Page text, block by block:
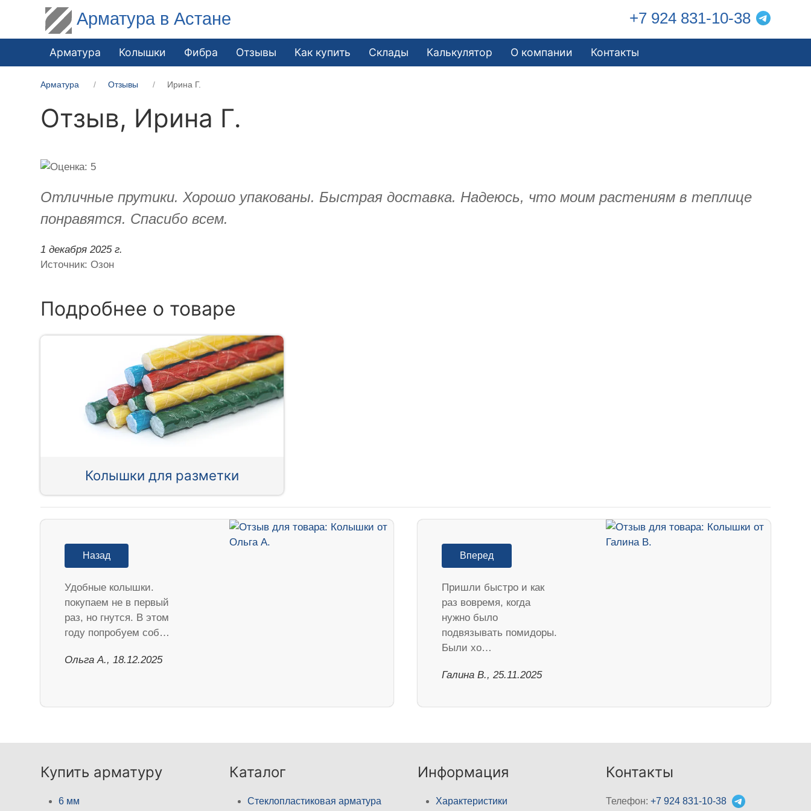
Арматура в Астане +7 924 831-10-38
Арматура Колышки Фибра Отзывы Как купить Склады Калькулятор О компании Контакты
Арматура Отзывы Ирина Г.
Отзыв, Ирина Г.
Отличные прутики. Хорошо упакованы. Быстрая доставка. Надеюсь, что моим растениям в теплице
понравятся. Спасибо всем.
1 декабря 2025 г.
Источник: Озон
Подробнее о товаре
Колышки для разметки
Назад
Удобные колышки.
покупаем не в первый
раз, но гнутся. В этом
году попробуем соб…
Ольга А., 18.12.2025
Вперед
Пришли быстро и как
раз вовремя, когда
нужно было
подвязывать помидоры.
Были хо…
Галина В., 25.11.2025
Купить арматуру
6 мм
Каталог
Стеклопластиковая арматура
Информация
Характеристики
Контакты
Телефон:+7 924 831-10-38